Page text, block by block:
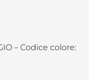
– Codice colore: